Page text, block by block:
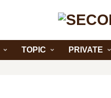
TOPIC PRIVATE